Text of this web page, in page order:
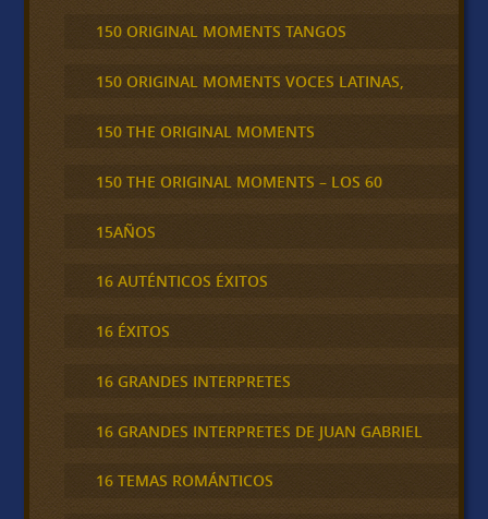
150 ORIGINAL MOMENTS TANGOS
150 ORIGINAL MOMENTS VOCES LATINAS,
150 THE ORIGINAL MOMENTS
150 THE ORIGINAL MOMENTS – LOS 60
15AÑOS
16 AUTÉNTICOS ÉXITOS
16 ÉXITOS
16 GRANDES INTERPRETES
16 GRANDES INTERPRETES DE JUAN GABRIEL
16 TEMAS ROMÁNTICOS